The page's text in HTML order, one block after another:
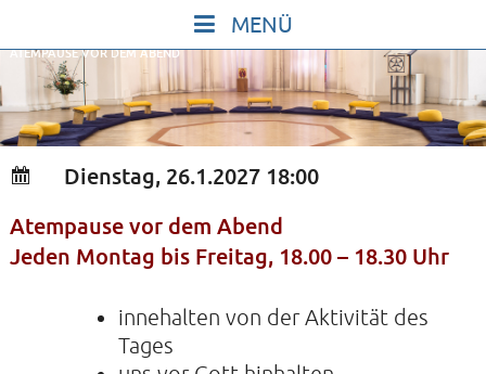
content
START
IN STILLE SEIN
SINGEN UND SCHWEIGEN
BEWEGEN UND TANZEN
GOTT UND DAS LEBEN FEIERN
HEILKRAFT DES KÖRPERS
STILLE UND SPIEL FÜR KINDER UND
JUGENDLICHE
ATEMPAUSE VOR DEM ABEND
Dienstag, 26.1.2027 18:00
Atempause vor dem Abend
Jeden Montag bis Freitag, 18.00 – 18.30 Uhr
innehalten von der Aktivität des
Tages